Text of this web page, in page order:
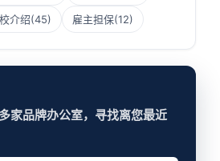
介绍(45) 雇主担保(12)
家品牌办公室，寻找离您最近